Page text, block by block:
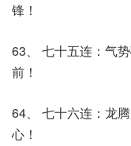
锋！
63、 七十五连：气
前！
64、 七十六连：龙
心！